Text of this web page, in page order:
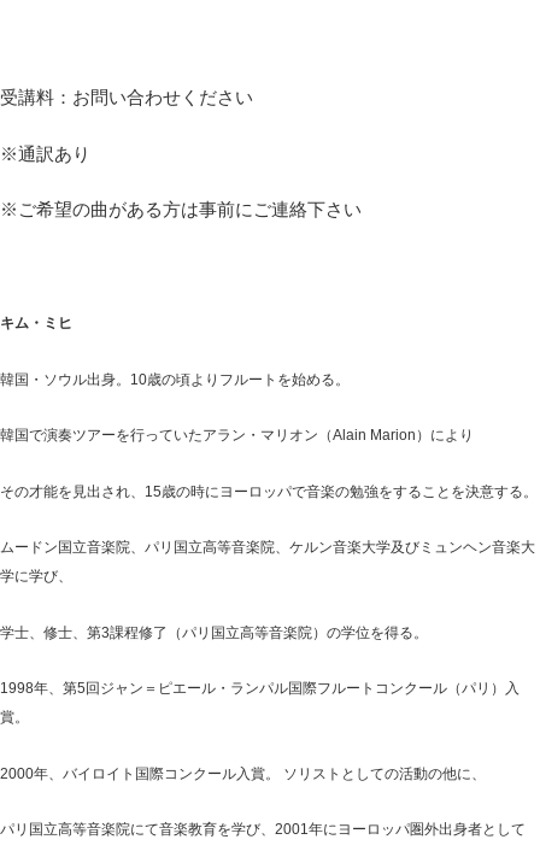
受講料：お問い合わせください
※通訳あり
※ご希望の曲がある方は事前にご連絡下さい
キム・ミヒ
韓国・ソウル出身。10歳の頃よりフルートを始める。
韓国で演奏ツアーを行っていたアラン・マリオン（Alain Marion）により
その才能を見出され、15歳の時にヨーロッパで音楽の勉強をすることを決意する。
ムードン国立音楽院、パリ国立高等音楽院、ケルン音楽大学及びミュンヘン音楽大
学に学び、
学士、修士、第3課程修了（パリ国立高等音楽院）の学位を得る。
1998年、第5回ジャン＝ピエール・ランパル国際フルートコンクール（パリ）入
賞。
2000年、バイロイト国際コンクール入賞。 ソリストとしての活動の他に、
パリ国立高等音楽院にて音楽教育を学び、2001年にヨーロッパ圏外出身者として